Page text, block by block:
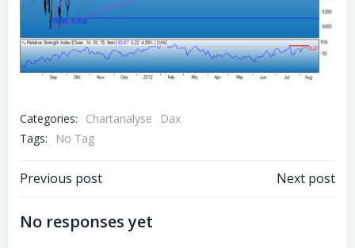
Categories: Chartanalyse
Dax
Tags:
No Tag
Post
navigation
Previous post Next post
No responses yet